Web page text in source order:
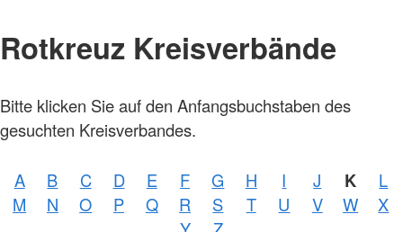
Rotkreuz Kreisverbände
Bitte klicken Sie auf den Anfangsbuchstaben des
gesuchten Kreisverbandes.
A B C D E F G H I J K
L
M
N O P Q R S T U V W
X